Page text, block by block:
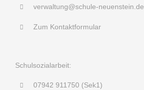
verwaltung@schule-neuenstein.de
Zum Kontaktformular
Schulsozialarbeit:
07942 911750 (Sek1)